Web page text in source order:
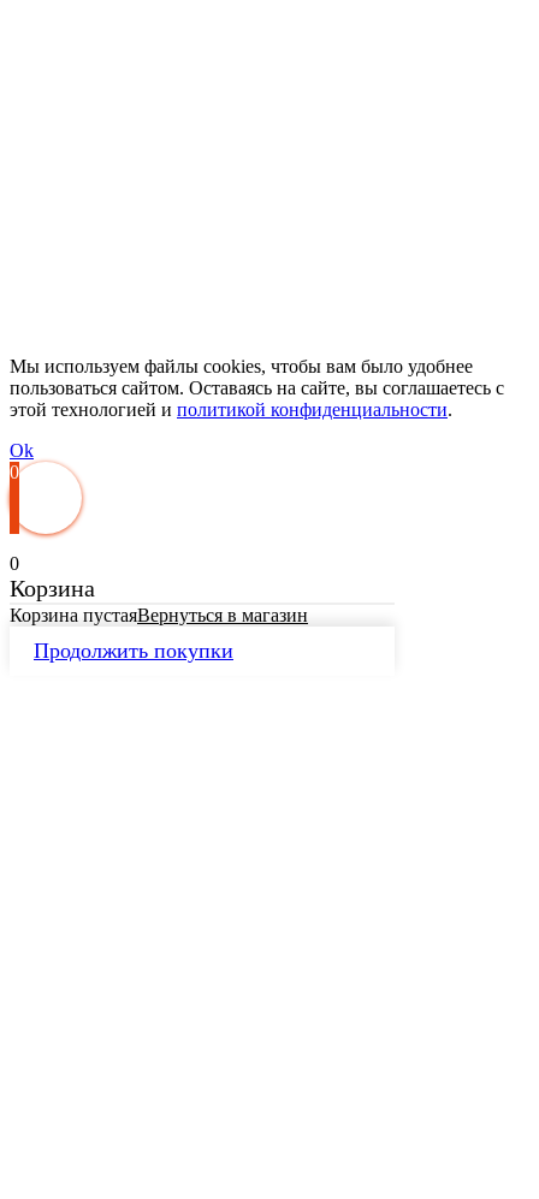
Мы используем файлы cookies, чтобы вам было удобнее
пользоваться сайтом. Оставаясь на сайте, вы соглашаетесь с
этой технологией и политикой конфиденциальности.
Ok
0
0
Корзина
Корзина пустаяВернуться в магазин
Продолжить покупки